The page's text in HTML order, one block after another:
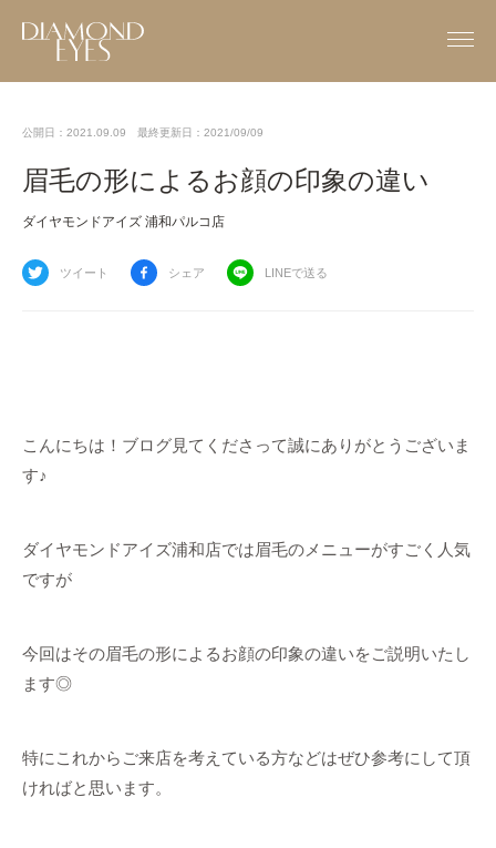
公開日：2021.09.09 最終更新日：2021/09/09
眉毛の形によるお顔の印象の違い
ダイヤモンドアイズ 浦和パルコ店
ツイート シェア LINEで送る
こんにちは！ブログ見てくださって誠にありがとうございま
す♪
ダイヤモンドアイズ浦和店では眉毛のメニューがすごく人気
ですが
今回はその眉毛の形によるお顔の印象の違いをご説明いたし
ます◎
特にこれからご来店を考えている方などはぜひ参考にして頂
ければと思います。